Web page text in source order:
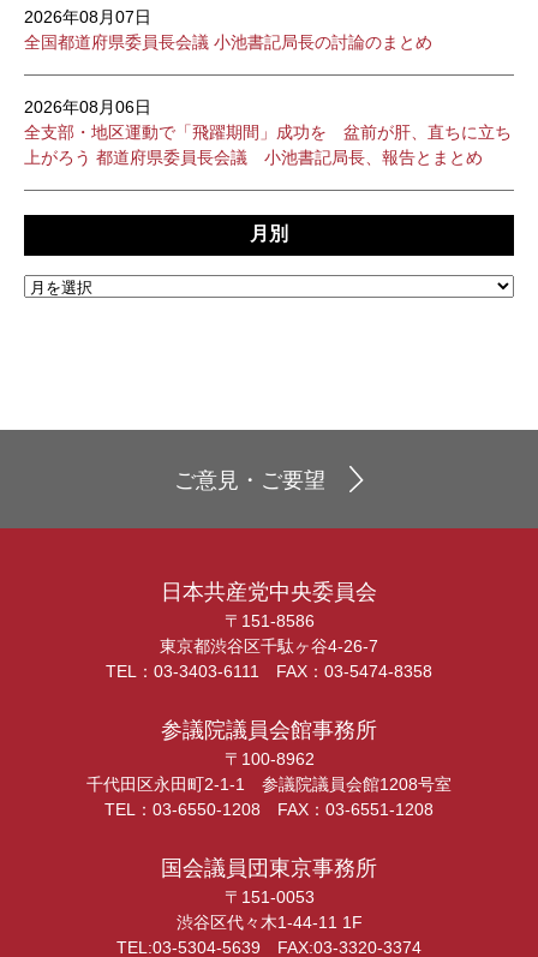
2026年08月07日
全国都道府県委員長会議 小池書記局長の討論のまとめ
2026年08月06日
全支部・地区運動で「飛躍期間」成功を 盆前が肝、直ちに立ち
上がろう 都道府県委員長会議 小池書記局長、報告とまとめ
月別
ご意見・ご要望
日本共産党中央委員会
〒151-8586
東京都渋谷区千駄ヶ谷4-26-7
TEL：03-3403-6111 FAX：03-5474-8358
参議院議員会館事務所
〒100-8962
千代田区永田町2-1-1 参議院議員会館1208号室
TEL：03-6550-1208 FAX：03-6551-1208
国会議員団東京事務所
〒151-0053
渋谷区代々木1-44-11 1F
TEL:03-5304-5639 FAX:03-3320-3374